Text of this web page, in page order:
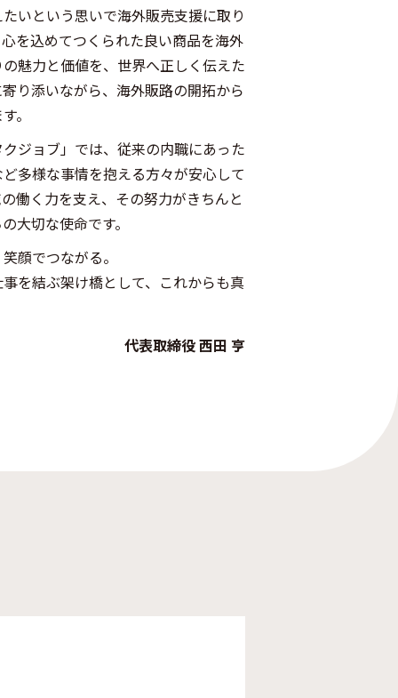
いという思いで海外販売支援に取り
を込めてつくられた良い商品を海外
魅力と価値を、世界へ正しく伝えた
り添いながら、海外販路の開拓から
。
ジョブ」では、従来の内職にあった
多様な事情を抱える方々が安心して
働く力を支え、その努力がきちんと
大切な使命です。
顔でつながる。
を結ぶ架け橋として、これからも真
代表取締役 西田 亨